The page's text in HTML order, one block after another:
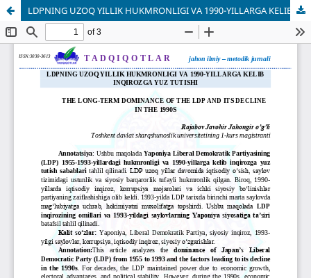
LDPNING UZOQ YILLIK HUKMRONLIGI VA 1990-YILLARGA KELIB INQIROZGA YUZ TUTISHI